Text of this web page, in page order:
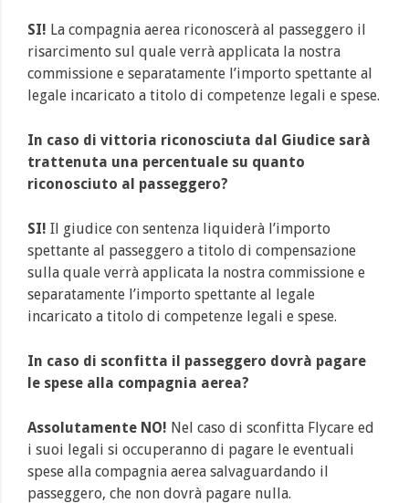
SI! La compagnia aerea riconoscerà al passeggero il
risarcimento sul quale verrà applicata la nostra
commissione e separatamente l’importo spettante al
legale incaricato a titolo di competenze legali e spese.
In caso di vittoria riconosciuta dal Giudice sarà
trattenuta una percentuale su quanto
riconosciuto al passeggero?
SI! Il giudice con sentenza liquiderà l’importo
spettante al passeggero a titolo di compensazione
sulla quale verrà applicata la nostra commissione e
separatamente l’importo spettante al legale
incaricato a titolo di competenze legali e spese.
In caso di sconfitta il passeggero dovrà pagare
le spese alla compagnia aerea?
Assolutamente NO! Nel caso di sconfitta Flycare ed
i suoi legali si occuperanno di pagare le eventuali
spese alla compagnia aerea salvaguardando il
passeggero, che non dovrà pagare nulla.